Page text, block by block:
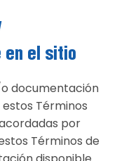
en el sitio
documentación
Términos
por
Términos de